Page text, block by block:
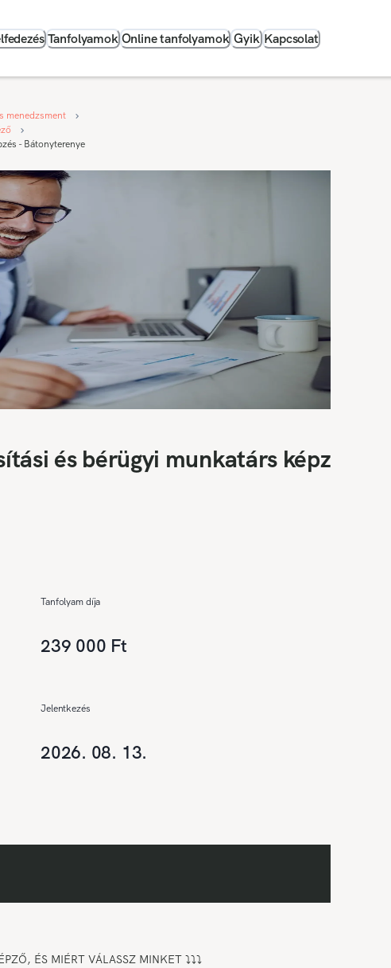
Tanfolyamok Online tanfolyamok Gyik Kapcsolat
menedzsment
- Bátonyterenye
és bérügyi munkatárs képzés
Tanfolyam díja
239 000 Ft
Jelentkezés
2026. 08. 13.
ÉS MIÉRT VÁLASSZ MINKET ⤵️⤵️⤵️